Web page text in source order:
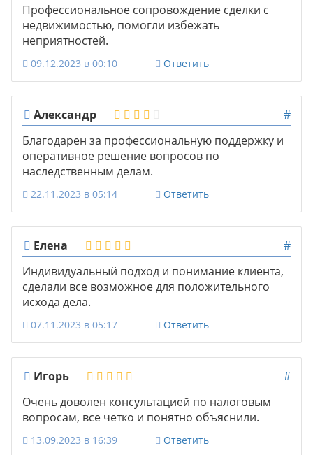
Профессиональное сопровождение сделки с
недвижимостью, помогли избежать
неприятностей.
09.12.2023 в 00:10 Ответить
Александр
#
Благодарен за профессиональную поддержку и
оперативное решение вопросов по
наследственным делам.
22.11.2023 в 05:14 Ответить
Елена
#
Индивидуальный подход и понимание клиента,
сделали все возможное для положительного
исхода дела.
07.11.2023 в 05:17 Ответить
Игорь
#
Очень доволен консультацией по налоговым
вопросам, все четко и понятно объяснили.
13.09.2023 в 16:39 Ответить